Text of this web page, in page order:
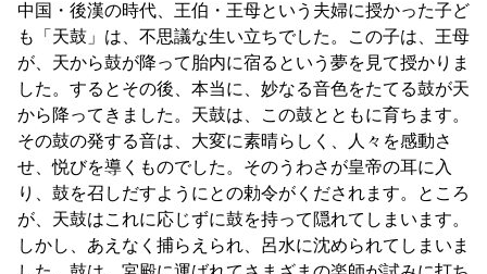
中国・後漢の時代、王伯・王母という夫婦に授かった子ど
も「天鼓」は、不思議な生い立ちでした。この子は、王母
が、天から鼓が降って胎内に宿るという夢を見て授かりま
した。するとその後、本当に、妙なる音色をたてる鼓が天
から降ってきました。天鼓は、この鼓とともに育ちます。
その鼓の発する音は、大変に素晴らしく、人々を感動さ
せ、悦びを導くものでした。そのうわさが皇帝の耳に入
り、鼓を召しだすようにとの勅令がくだされます。ところ
が、天鼓はこれに応じずに鼓を持って隠れてしまいます。
しかし、あえなく捕らえられ、呂水に沈められてしまいま